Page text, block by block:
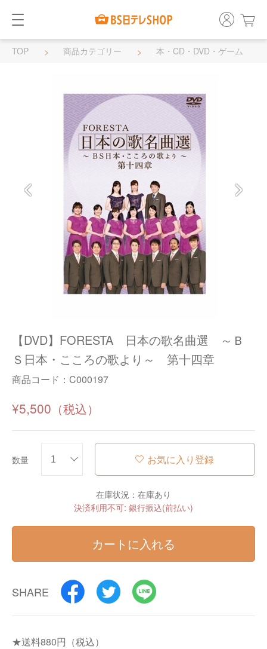
TOP 商品カテゴリー
本・CD・DVD・ゲーム
【DVD】FORESTA 日本の歌名曲選 ～Ｂ
Ｓ日本・こころの歌より～ 第十四章
商品コード： C000197
¥5,500
数量 お気に入り登録
在庫状況：在庫あり
決済利用不可: 銀行振込(前払い)
カートに入れる
SHARE
★送料880円（税込）